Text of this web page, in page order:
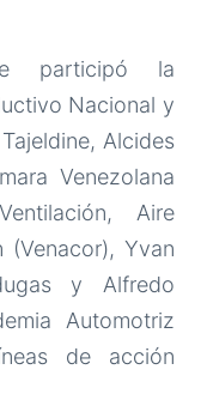
participó la
Nacional y
Alcides
Venezolana
Aire
(Venacor), Yvan
y Alfredo
Automotriz
de acción